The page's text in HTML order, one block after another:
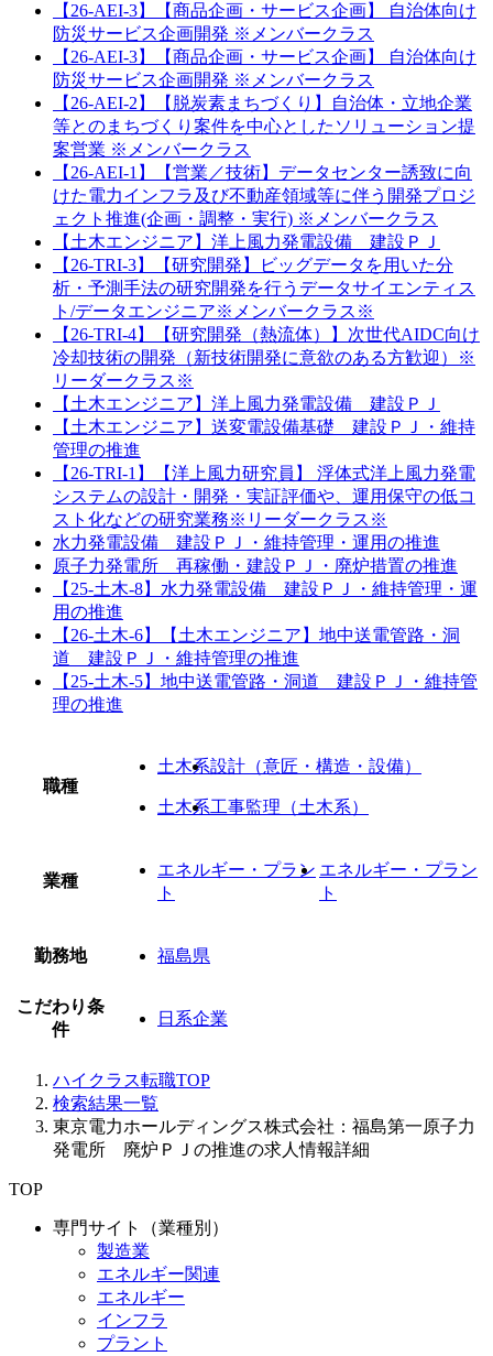
【26-AEI-3】【商品企画・サービス企画】 自治体向け
防災サービス企画開発 ※メンバークラス
【26-AEI-3】【商品企画・サービス企画】 自治体向け
防災サービス企画開発 ※メンバークラス
【26-AEI-2】【脱炭素まちづくり】自治体・立地企業
等とのまちづくり案件を中心としたソリューション提
案営業 ※メンバークラス
【26-AEI-1】【営業／技術】データセンター誘致に向
けた電力インフラ及び不動産領域等に伴う開発プロジ
ェクト推進(企画・調整・実行) ※メンバークラス
【土木エンジニア】洋上風力発電設備 建設ＰＪ
【26-TRI-3】【研究開発】ビッグデータを用いた分
析・予測手法の研究開発を行うデータサイエンティス
ト/データエンジニア※メンバークラス※
【26-TRI-4】【研究開発（熱流体）】次世代AIDC向け
冷却技術の開発（新技術開発に意欲のある方歓迎）※
リーダークラス※
【土木エンジニア】洋上風力発電設備 建設ＰＪ
【土木エンジニア】送変電設備基礎 建設ＰＪ・維持
管理の推進
【26-TRI-1】【洋上風力研究員】 浮体式洋上風力発電
システムの設計・開発・実証評価や、運用保守の低コ
スト化などの研究業務※リーダークラス※
水力発電設備 建設ＰＪ・維持管理・運用の推進
原子力発電所 再稼働・建設ＰＪ・廃炉措置の推進
【25-土木-8】水力発電設備 建設ＰＪ・維持管理・運
用の推進
【26-土木-6】【土木エンジニア】地中送電管路・洞
道 建設ＰＪ・維持管理の推進
【25-土木-5】地中送電管路・洞道 建設ＰＪ・維持管
理の推進
職種
土木系設計（意匠・構造・設備）
土木系工事監理（土木系）
業種
エネルギー・プラン
ト
エネルギー・プラン
ト
勤務地 福島県
こだわり条
件
日系企業
ハイクラス転職TOP
検索結果一覧
東京電力ホールディングス株式会社：福島第一原子力
発電所 廃炉ＰＪの推進の求人情報詳細
TOP
専門サイト（業種別）
製造業
エネルギー関連
エネルギー
インフラ
プラント